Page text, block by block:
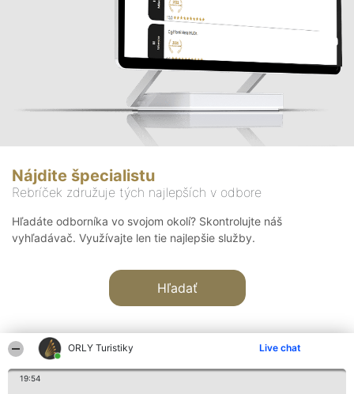
ORLY Turistiky Live chat
19:54
Nájdite špecialistu
Rebríček združuje tých najlepších v odbore
Hľadáte odborníka vo svojom okolí? Skontrolujte náš
vyhľadávač. Využívajte len tie najlepšie služby.
Hľadať